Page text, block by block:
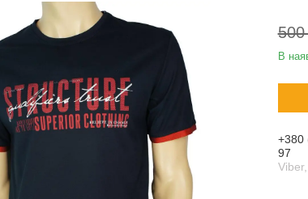
500
В
+380
97